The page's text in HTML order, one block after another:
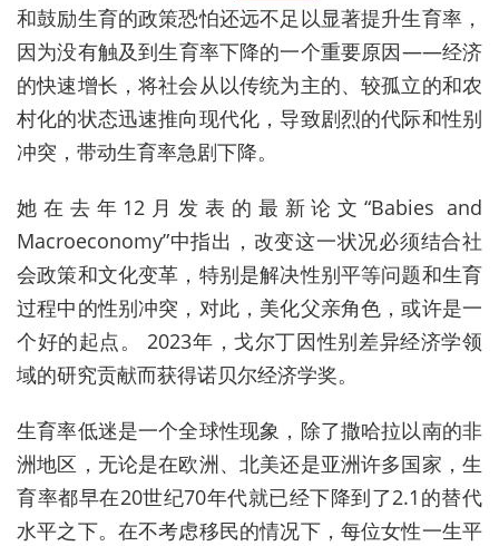
和鼓励生育的政策恐怕还远不足以显著提升生育率，
因为没有触及到生育率下降的一个重要原因——经济
的快速增长，将社会从以传统为主的、较孤立的和农
村化的状态迅速推向现代化，导致剧烈的代际和性别
冲突，带动生育率急剧下降。
她在去年12月发表的最新论文“Babies and
Macroeconomy”中指出，改变这一状况必须结合社
会政策和文化变革， 特别是解决性别平等问题和生育
过程中的性别冲突，对此，美化父亲角色，或许是一
个好的起点。 2023年，戈尔丁因性别差异经济学领
域的研究贡献而获得诺贝尔经济学奖。
生育率低迷是一个全球性现象，除了撒哈拉以南的非
洲地区，无论是在欧洲、北美还是亚洲许多国家，生
育率都早在20世纪70年代就已经下降到了2.1的替代
水平之下。在不考虑移民的情况下，每位女性一生平